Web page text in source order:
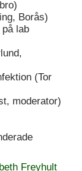
Borås)
lab
(Tor
moderator)
Freyhult